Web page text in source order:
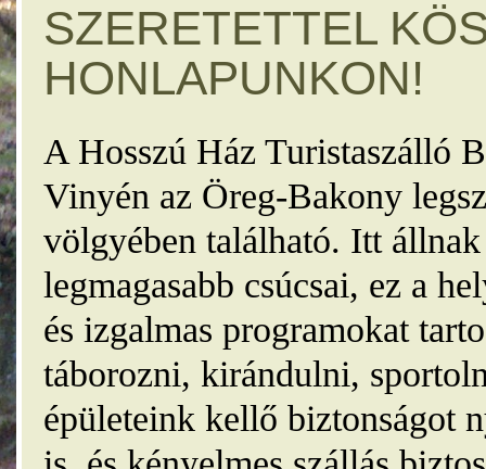
SZERETETTEL
HONLAPUNKON!
A Hosszú Ház Turistaszálló
Vinyén az Öreg-Bakony
völgyében található. Itt
legmagasabb csúcsai, ez a
és izgalmas programokat
táborozni, kirándulni,
épületeink kellő biztonságot